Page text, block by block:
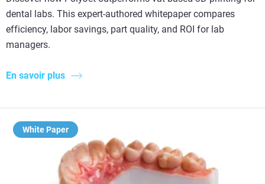
dental labs. This expert-authored whitepaper compares
efficiency, labor savings, part quality, and ROI for lab
managers.
En savoir plus
White Paper